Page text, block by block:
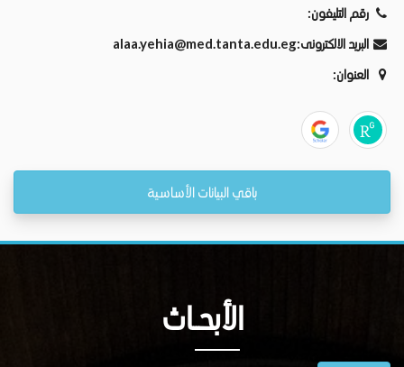
رقم التليفون:
البريد الالكترونى:alaa.yehia@med.tanta.edu.eg
العنوان:
باقي البيانات الأساسية
الأبحــاث